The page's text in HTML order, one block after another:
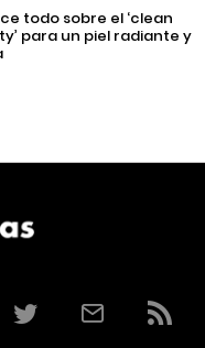
todo sobre el ‘clean
para un piel radiante y
TwitterCorreoRSS